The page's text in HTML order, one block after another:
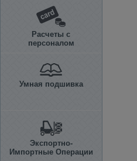
Расчеты с
персоналом
Умная подшивка
Экспортно-
Импортные Операции